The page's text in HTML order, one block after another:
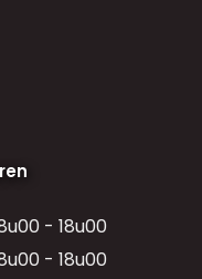
- 18u00
- 18u00